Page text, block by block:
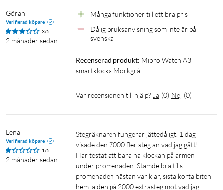
om du tränar eller åker buss. Batteriet räcker upp till 10 dagar
vid normal användning, så att du kan fokusera på dina
aktiviteter utan att behöva tänka på laddning varje kväll. När
det behövs laddas klockan snabbt med den medföljande
Med 2 ATM vattentålighet klarar Mibro A3 både lätt regn,
Den robusta konstruktionen gör att du kan lita på att klockan
hänger med – oavsett väder.
Göran
Verifierad köpare
3/5
2 månader sedan
Många funktioner till ett bra pris
Dålig bruksanvisning som inte är på
svenska
Recenserad produkt: Mibro Watch A3
smartklocka Mörkgrå
Var recensionen till hjälp? Ja (0) Nej (0)
Lena
Verifierad köpare
1/5
2 månader sedan
Stegräknaren fungerar jättedåligt. 1 dag
visade den 7000 fler steg än vad jag gått!
Har testat att bara ha klockan på armen
under promenaden. Stämde bra tills
promenaden nästan var klar, sista korta biten
hem la den på 2000 extrasteg mot vad jag